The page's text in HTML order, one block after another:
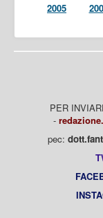
2005
PER
-
pec: